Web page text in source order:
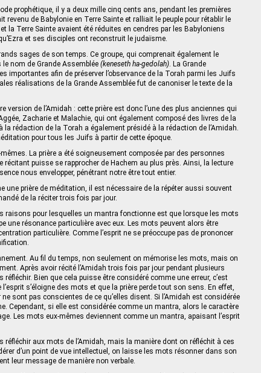
prophétique, il y a deux mille cinq cents ans, pendant les premières
revenu de Babylonie en Terre Sainte et ralliait le peuple pour rétablir le
la Terre Sainte avaient été réduites en cendres par les Babyloniens
et ses disciples ont reconstruit le judaïsme.
sages de son temps. Ce groupe, qui comprenait également le
nom de Grande Assemblée (keneseth ha-gedolah). La Grande
importantes afin de préserver l’observance de la Torah parmi les Juifs
réalisations de la Grande Assemblée fut de canoniser le texte de la
version de l’Amidah : cette prière est donc l’une des plus anciennes qui
Zacharie et Malachie, qui ont également composé des livres de la
rédaction de la Torah a également présidé à la rédaction de l’Amidah.
pour tous les Juifs à partir de cette époque.
La prière a été soigneusement composée par des personnes
récitant puisse se rapprocher de Hachem au plus près. Ainsi, la lecture
nous envelopper, pénétrant notre être tout entier.
une prière de méditation, il est nécessaire de la répéter aussi souvent
de la réciter trois fois par jour.
raisons pour lesquelles un mantra fonctionne est que lorsque les mots
une résonance particulière avec eux. Les mots peuvent alors être
particulière. Comme l’esprit ne se préoccupe pas de prononcer
Au fil du temps, non seulement on mémorise les mots, mais on
Après avoir récité l’Amidah trois fois par jour pendant plusieurs
Bien que cela puisse être considéré comme une erreur, c’est
s’éloigne des mots et que la prière perde tout son sens. En effet,
sont pas conscientes de ce qu’elles disent. Si l’Amidah est considérée
Cependant, si elle est considérée comme un mantra, alors le caractère
Les mots eux-mêmes deviennent comme un mantra, apaisant l’esprit
réfléchir aux mots de l’Amidah, mais la manière dont on réfléchit à ces
d’un point de vue intellectuel, on laisse les mots résonner dans son
leur message de manière non verbale.